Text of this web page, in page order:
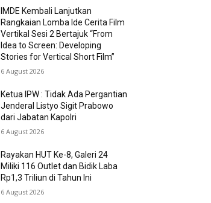
IMDE Kembali Lanjutkan
Rangkaian Lomba Ide Cerita Film
Vertikal Sesi 2 Bertajuk “From
Idea to Screen: Developing
Stories for Vertical Short Film”
6 August 2026
Ketua IPW : Tidak Ada Pergantian
Jenderal Listyo Sigit Prabowo
dari Jabatan Kapolri
6 August 2026
Rayakan HUT Ke-8, Galeri 24
Miliki 116 Outlet dan Bidik Laba
Rp1,3 Triliun di Tahun Ini
6 August 2026